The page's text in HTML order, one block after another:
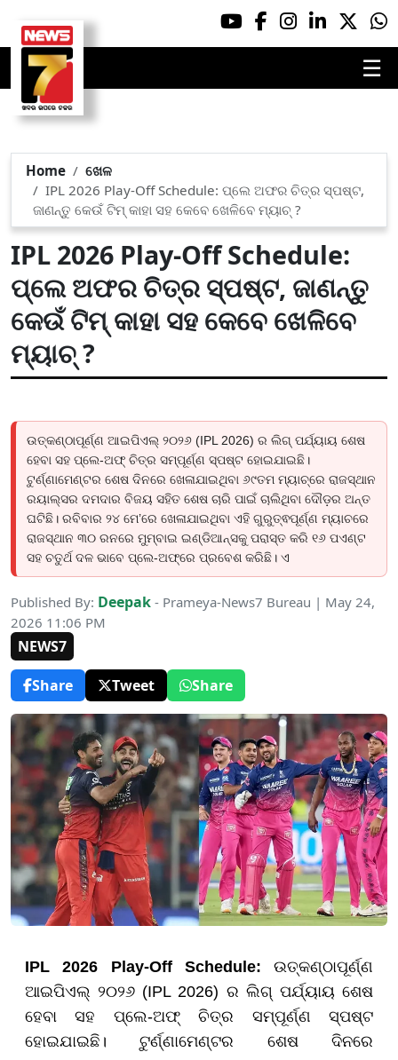
☰
Home
ଖେଳ
IPL 2026 Play-Off Schedule: ପ୍ଲେ ଅଫର ଚିତ୍ର ସ୍ପଷ୍ଟ,
ଜାଣନ୍ତୁ କେଉଁ ଟିମ୍ କାହା ସହ କେବେ ଖେଳିବେ ମ୍ୟାଚ୍ ?
IPL 2026 Play-Off Schedule:
ପ୍ଲେ ଅଫର ଚିତ୍ର ସ୍ପଷ୍ଟ, ଜାଣନ୍ତୁ
କେଉଁ ଟିମ୍ କାହା ସହ କେବେ ଖେଳିବେ
ମ୍ୟାଚ୍ ?
ଉତ୍କଣ୍ଠାପୂର୍ଣ୍ଣ ଆଇପିଏଲ୍ ୨୦୨୬ (IPL 2026) ର ଲିଗ୍ ପର୍ଯ୍ୟାୟ ଶେଷ
ହେବା ସହ ପ୍ଲେ-ଅଫ୍ ଚିତ୍ର ସମ୍ପୂର୍ଣ୍ଣ ସ୍ପଷ୍ଟ ହୋଇଯାଇଛି।
ଟୁର୍ଣ୍ଣାମେଣ୍ଟର ଶେଷ ଦିନରେ ଖେଳାଯାଇଥିବା ୬୯ତମ ମ୍ୟାଚ୍ରେ ରାଜସ୍ଥାନ
ରୟାଲ୍ସର ଦମଦାର ବିଜୟ ସହିତ ଶେଷ ଚାରି ପାଇଁ ଚାଲିଥିବା ଦୌଡ଼ର ଅନ୍ତ
ଘଟିଛି। ରବିବାର ୨୪ ମେ’ରେ ଖେଳାଯାଇଥିବା ଏହି ଗୁରୁତ୍ଵପୂର୍ଣ୍ଣ ମ୍ୟାଚରେ
ରାଜସ୍ଥାନ ୩୦ ରନରେ ମୁମ୍ବାଇ ଇଣ୍ଡିଆନ୍ସକୁ ପରାସ୍ତ କରି ୧୬ ପଏଣ୍ଟ
ସହ ଚତୁର୍ଥ ଦଳ ଭାବେ ପ୍ଲେ-ଅଫ୍ରେ ପ୍ରବେଶ କରିଛି। ଏ
Published By: Deepak - Prameya-News7 Bureau | May 24,
2026 11:06 PM
NEWS7
Share
Tweet Share
IPL 2026 Play-Off Schedule:
ଉତ୍କଣ୍ଠାପୂର୍ଣ୍ଣ
ଆଇପିଏଲ୍ ୨୦୨୬ (IPL 2026) ର ଲିଗ୍ ପର୍ଯ୍ୟାୟ ଶେଷ
ହେବା ସହ ପ୍ଲେ-ଅଫ୍ ଚିତ୍ର ସମ୍ପୂର୍ଣ୍ଣ ସ୍ପଷ୍ଟ
ହୋଇଯାଇଛି। ଟୁର୍ଣ୍ଣାମେଣ୍ଟର ଶେଷ ଦିନରେ